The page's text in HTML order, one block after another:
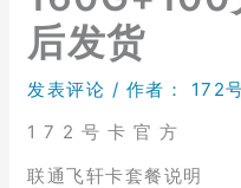
后发货
发表评论 / 作者： 172
1 7 2 号 卡 官 方
联通飞轩卡套餐说明